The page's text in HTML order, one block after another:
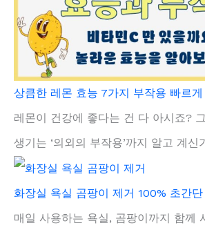
상큼한 레몬 효능 7가지 부작용 빠르
레몬이 건강에 좋다는 건 다 아시죠?
생기는 ‘의외의 부작용’까지 알고 계
화장실 욕실 곰팡이 제거 100% 초간
매일 사용하는 욕실, 곰팡이까지 함께